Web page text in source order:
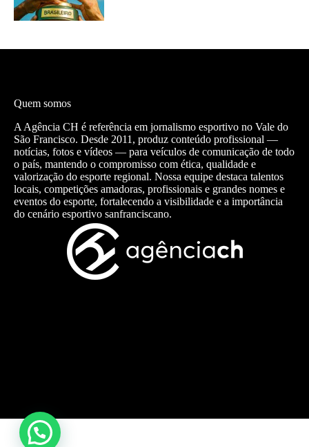
Quem somos
A Agência CH é referência em jornalismo esportivo no Vale do
São Francisco. Desde 2011, produz conteúdo profissional —
notícias, fotos e vídeos — para veículos de comunicação de todo
o país, mantendo o compromisso com ética, qualidade e
valorização do esporte regional. Nossa equipe destaca talentos
locais, competições amadoras, profissionais e grandes nomes e
eventos do esporte, fortalecendo a visibilidade e a importância
do cenário esportivo sanfranciscano.